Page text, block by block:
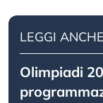
LEGGI ANCHE
Olimpiadi